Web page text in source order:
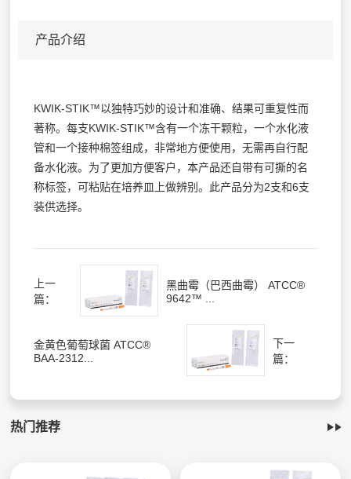
产品介绍
KWIK-STIK™以独特巧妙的设计和准确、结果可重复性而
著称。每支KWIK-STIK™含有一个冻干颗粒，一个水化液
管和一个接种棉签组成，非常地方便使用，无需再自行配
备水化液。为了更加方便客户，本产品还自带有可撕的名
称标签，可粘贴在培养皿上做辨别。此产品分为2支和6支
装供选择。
上一
篇：
黑曲霉（巴西曲霉） ATCC®
9642™ ...
金黄色葡萄球菌 ATCC®
BAA-2312...
下一
篇：
热门推荐